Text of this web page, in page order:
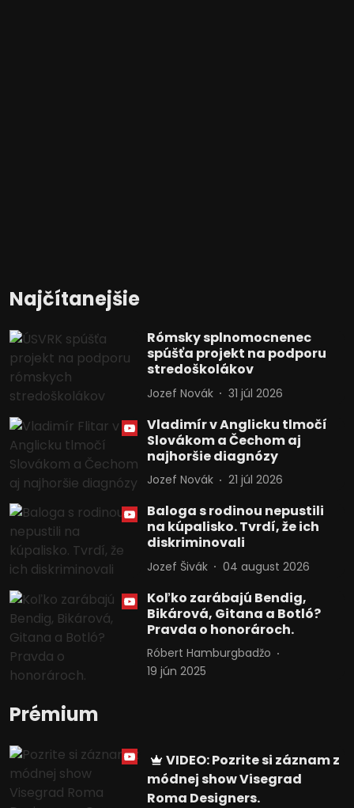
Najčítanejšie
Rómsky splnomocnenec
spúšťa projekt na podporu
stredoškolákov
Jozef Novák 31 júl 2026
Vladimír v Anglicku tlmočí
Slovákom a Čechom aj
najhoršie diagnózy
Jozef Novák 21 júl 2026
Baloga s rodinou nepustili
na kúpalisko. Tvrdí, že ich
diskriminovali
Jozef Šivák 04 august 2026
Koľko zarábajú Bendig,
Bikárová, Gitana a Botló?
Pravda o honorároch.
Róbert Hamburgbadžo
19 jún 2025
Prémium
VIDEO: Pozrite si záznam z
módnej show Visegrad
Roma Designers.